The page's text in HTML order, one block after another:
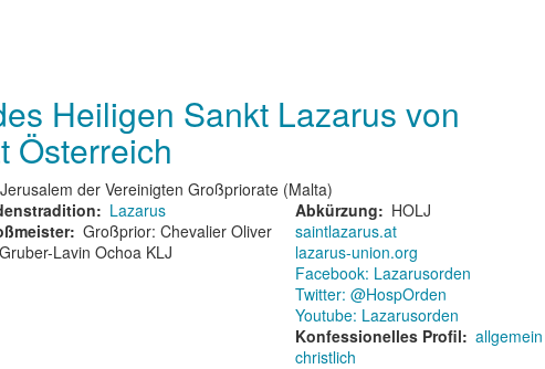
Heiligen Sankt Lazarus von
Österreich
der Vereinigten Großpriorate (Malta)
Lazarus
Großprior: Chevalier Oliver
Lavin Ochoa KLJ
Abkürzung
HOLJ
saintlazarus.at
lazarus-union.org
Facebook: Lazarusorden
Twitter: @HospOrden
Youtube: Lazarusorden
Konfessionelles Profil
allgemein
christlich